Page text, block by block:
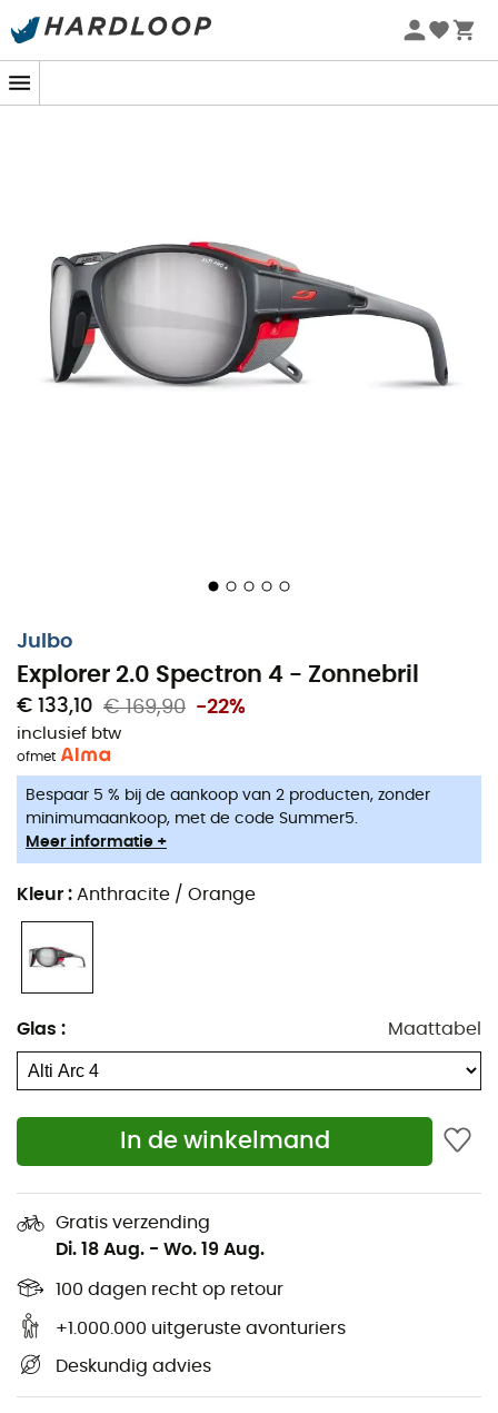
Zomeraanbiedingen 🔥 -5% EXTRA vanaf 2 producten* met
Julbo
Explorer 2.0 Spectron 4 - Zonnebril
€ 133,10 € 169,90 -22%
inclusief btw
ofmet
Bespaar 5 % bij de aankoop van 2 producten, zonder
minimumaankoop, met de code Summer5.
Meer informatie +
Kleur : Anthracite / Orange
Glas : Maattabel
In de winkelmand
Gratis verzending
Di. 18 Aug. - Wo. 19 Aug.
100 dagen recht op retour
+1.000.000 uitgeruste avonturiers
Deskundig advies